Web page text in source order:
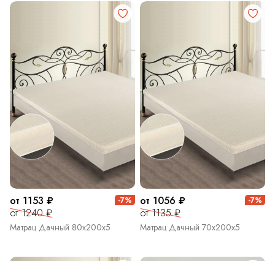
от 1153 ₽
от 1240 ₽
-7%
Матрац Дачный 80х200х5
от 1056 ₽
от 1135 ₽
-7%
Матрац Дачный 70х200х5